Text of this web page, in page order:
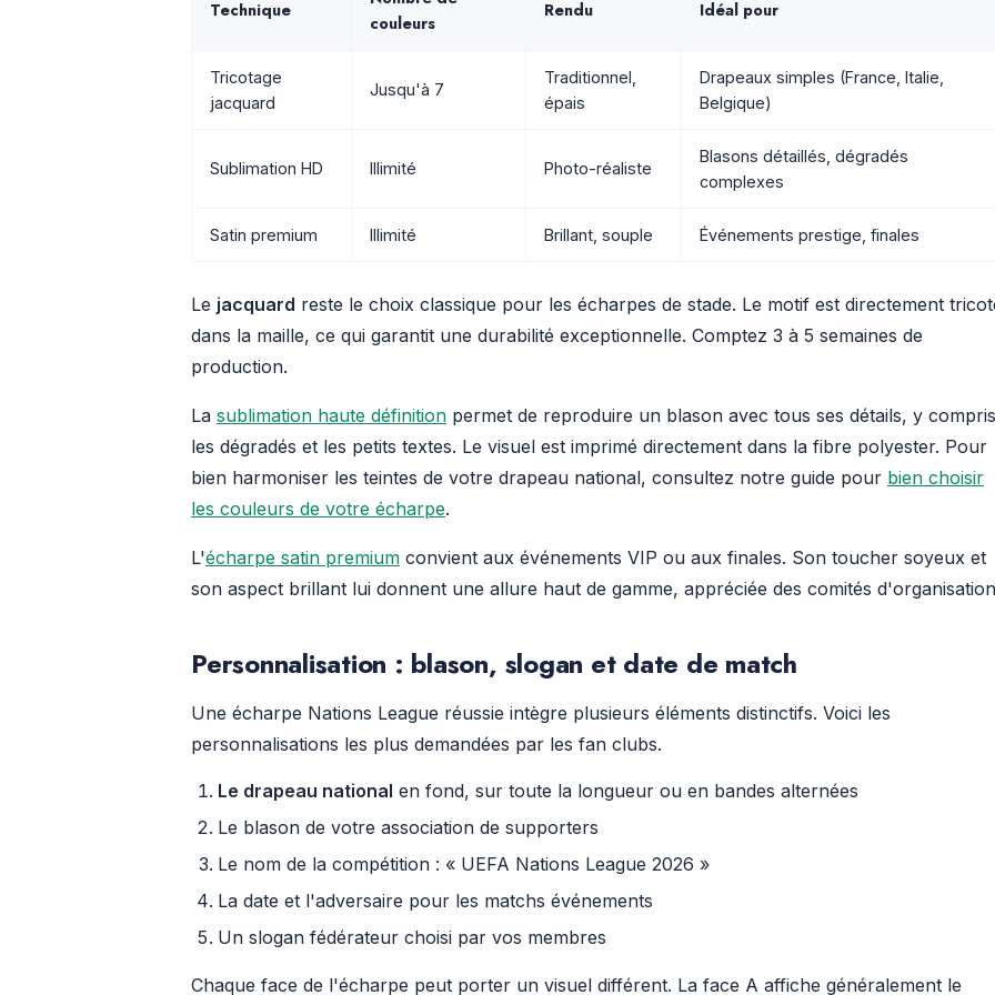
Technique
couleurs
Rendu Idéal pour
Tricotage
jacquard
Jusqu'à 7
Traditionnel,
épais
Drapeaux simples (France, Italie,
Belgique)
Sublimation HD Illimité Photo-réaliste
Blasons détaillés, dégradés
complexes
Satin premium Illimité Brillant, souple Événements prestige, finales
Le jacquard reste le choix classique pour les écharpes de stade. Le motif est directement
dans la maille, ce qui garantit une durabilité exceptionnelle. Comptez 3 à 5 semaines de
production.
La sublimation haute définition permet de reproduire un blason avec tous ses détails, y compris
les dégradés et les petits textes. Le visuel est imprimé directement dans la fibre polyester. Pour
bien harmoniser les teintes de votre drapeau national, consultez notre guide pour bien choisir
les couleurs de votre écharpe.
L'écharpe satin premium convient aux événements VIP ou aux finales. Son toucher soyeux et
son aspect brillant lui donnent une allure haut de gamme, appréciée des comités
Personnalisation : blason, slogan et date de match
Une écharpe Nations League réussie intègre plusieurs éléments distinctifs. Voici les
personnalisations les plus demandées par les fan clubs.
Le drapeau national en fond, sur toute la longueur ou en bandes alternées
Le blason de votre association de supporters
Le nom de la compétition : « UEFA Nations League 2026 »
La date et l'adversaire pour les matchs événements
Un slogan fédérateur choisi par vos membres
Chaque face de l'écharpe peut porter un visuel différent. La face A affiche généralement le